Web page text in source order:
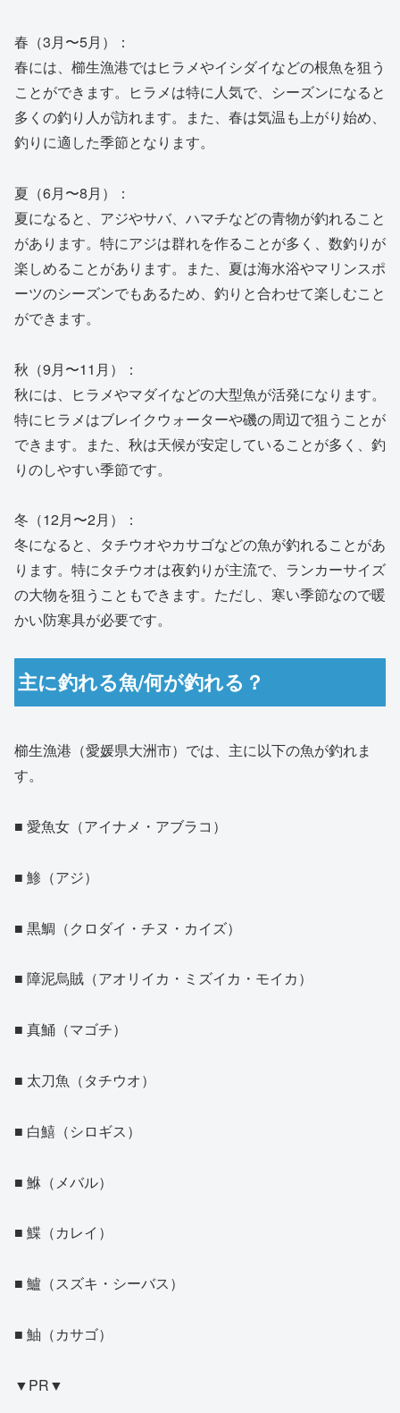
春（3月〜5月）：
春には、櫛生漁港ではヒラメやイシダイなどの根魚を狙う
ことができます。ヒラメは特に人気で、シーズンになると
多くの釣り人が訪れます。また、春は気温も上がり始め、
釣りに適した季節となります。
夏（6月〜8月）：
夏になると、アジやサバ、ハマチなどの青物が釣れること
があります。特にアジは群れを作ることが多く、数釣りが
楽しめることがあります。また、夏は海水浴やマリンスポ
ーツのシーズンでもあるため、釣りと合わせて楽しむこと
ができます。
秋（9月〜11月）：
秋には、ヒラメやマダイなどの大型魚が活発になります。
特にヒラメはブレイクウォーターや磯の周辺で狙うことが
できます。また、秋は天候が安定していることが多く、釣
りのしやすい季節です。
冬（12月〜2月）：
冬になると、タチウオやカサゴなどの魚が釣れることがあ
ります。特にタチウオは夜釣りが主流で、ランカーサイズ
の大物を狙うこともできます。ただし、寒い季節なので暖
かい防寒具が必要です。
主に釣れる魚/何が釣れる？
櫛生漁港（愛媛県大洲市）では、主に以下の魚が釣れま
す。
■ 愛魚女（アイナメ・アブラコ）
■ 鯵（アジ）
■ 黒鯛（クロダイ・チヌ・カイズ）
■ 障泥烏賊（アオリイカ・ミズイカ・モイカ）
■ 真鯒（マゴチ）
■ 太刀魚（タチウオ）
■ 白鱚（シロギス）
■ 鮴（メバル）
■ 鰈（カレイ）
■ 鱸（スズキ・シーバス）
■ 鮋（カサゴ）
▼PR▼